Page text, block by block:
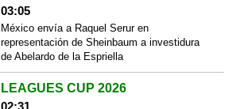
03:05
México envía a Raquel Serur en
representación de Sheinbaum a investidura
de Abelardo de la Espriella
LEAGUES CUP 2026
02:31